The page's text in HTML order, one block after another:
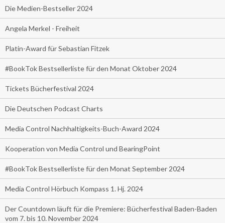
Die Medien-Bestseller 2024
Angela Merkel - Freiheit
Platin-Award für Sebastian Fitzek
#BookTok Bestsellerliste für den Monat Oktober 2024
Tickets Bücherfestival 2024
Die Deutschen Podcast Charts
Media Control Nachhaltigkeits-Buch-Award 2024
Kooperation von Media Control und BearingPoint
#BookTok Bestsellerliste für den Monat September 2024
Media Control Hörbuch Kompass 1. Hj. 2024
Der Countdown läuft für die Premiere: Bücherfestival Baden-Baden
vom 7. bis 10. November 2024